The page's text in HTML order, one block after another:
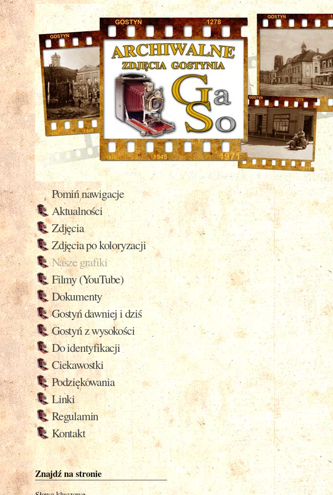
Pomiń nawigacje
Aktualności
Zdjęcia
Zdjęcia po koloryzacji
Nasze grafiki
Filmy (YouTube)
Dokumenty
Gostyń dawniej i dziś
Gostyń z wysokości
Do identyfikacji
Ciekawostki
Podziękowania
Linki
Regulamin
Kontakt
Znajdź na stronie